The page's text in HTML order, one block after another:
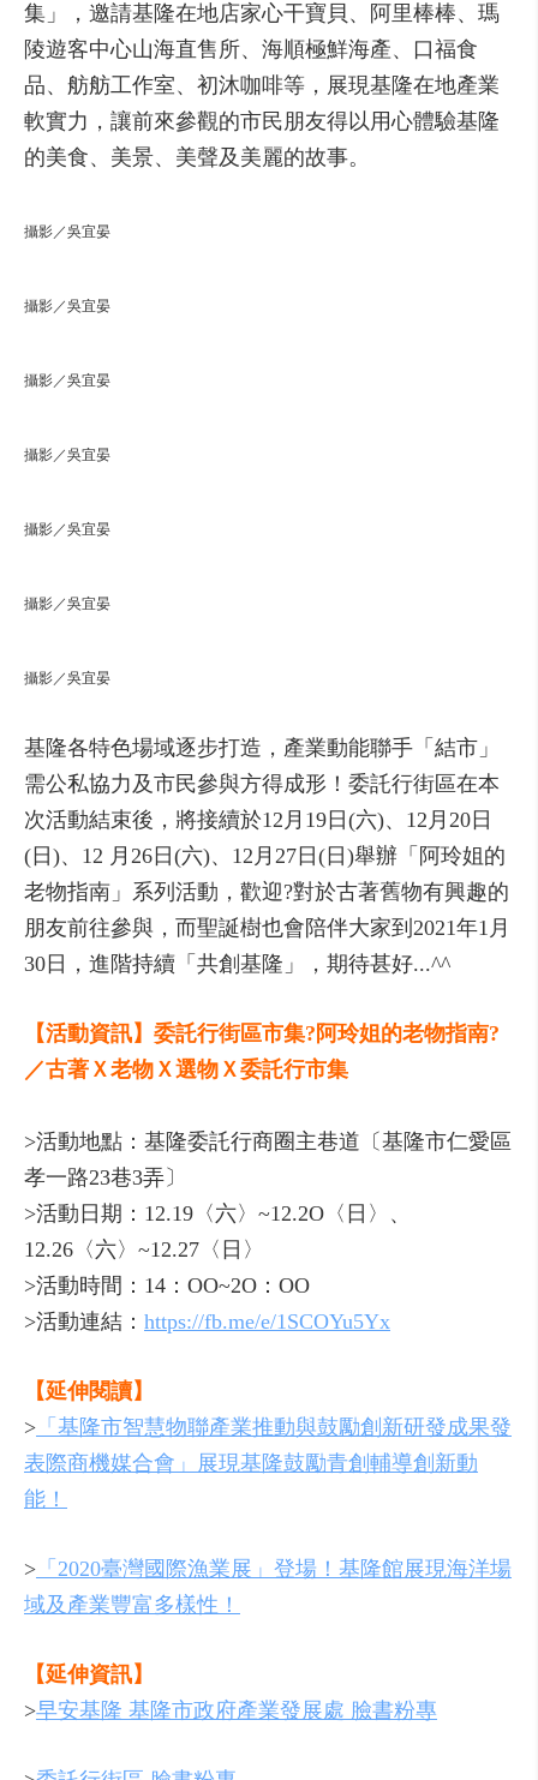
集」，邀請基隆在地店家心干寶貝、阿里棒棒、瑪
陵遊客中心山海直售所、海順極鮮海產、口福食
品、舫舫工作室、初沐咖啡等，展現基隆在地產業
軟實力，讓前來參觀的市民朋友得以用心體驗基隆
的美食、美景、美聲及美麗的故事。
攝影／吳宜晏
攝影／吳宜晏
攝影／吳宜晏
攝影／吳宜晏
攝影／吳宜晏
攝影／吳宜晏
攝影／吳宜晏
基隆各特色場域逐步打造，產業動能聯手「結市」
需公私協力及市民參與方得成形！委託行街區在本
次活動結束後，將接續於12月19日(六)、12月20日
(日)、12 月26日(六)、12月27日(日)舉辦「阿玲姐的
老物指南」系列活動，歡迎?對於古著舊物有興趣的
朋友前往參與，而聖誕樹也會陪伴大家到2021年1月
30日，進階持續「共創基隆」，期待甚好...^^
【活動資訊】委託行街區市集?阿玲姐的老物指南?
／古著Ｘ老物Ｘ選物Ｘ委託行市集
>活動地點：基隆委託行商圈主巷道〔基隆市仁愛區
孝一路23巷3弄〕
>活動日期：12.19〈六〉~12.2O〈日〉、
12.26〈六〉~12.27〈日〉
>活動時間：14：OO~2O：OO
>活動連結： https://fb.me/e/1SCOYu5Yx
【延伸閱讀】
> 「基隆市智慧物聯產業推動與鼓勵創新研發成果發
表際商機媒合會」展現基隆鼓勵青創輔導創新動
能！
> 「2020臺灣國際漁業展」登場！基隆館展現海洋場
域及產業豐富多樣性！
【延伸資訊】
>早安基隆 基隆市政府產業發展處 臉書粉專